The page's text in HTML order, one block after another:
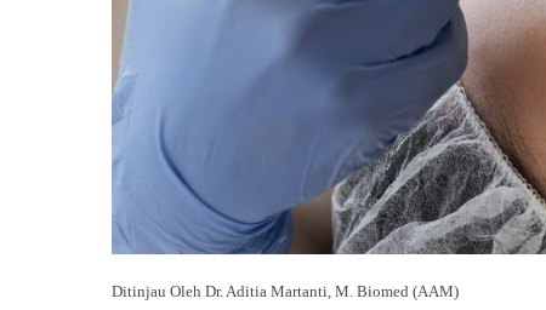
Ditinjau Oleh Dr. Aditia Martanti, M. Biomed (AAM)